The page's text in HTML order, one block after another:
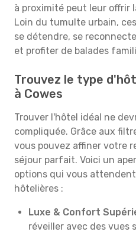
à proximité peut leur offrir
Loin du tumulte urbain,
se détendre, se
et profiter de balades
Trouvez le type
à Cowes
Trouver l'hôtel idéal ne
compliquée. Grâce aux
vous pouvez affiner votre
séjour parfait. Voici un
options qui vous
hôtelières :
Luxe & Confort
réveiller avec des vues